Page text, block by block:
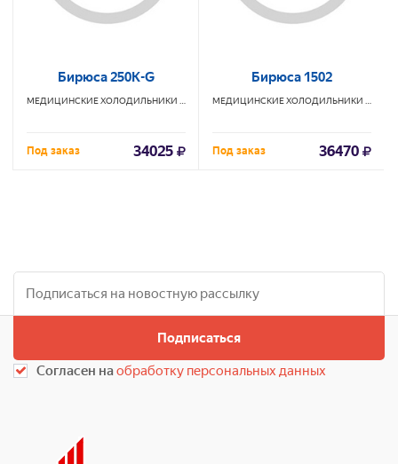
Бирюса 250K-G
МЕДИЦИНСКИЕ ХОЛОДИЛЬНИКИ БИРЮСА
Под заказ 34025
Бирюса 1502
МЕДИЦИНСКИЕ ХОЛОДИЛЬНИКИ
Под заказ 36470
Подписаться
Согласен наобработку персональных данных